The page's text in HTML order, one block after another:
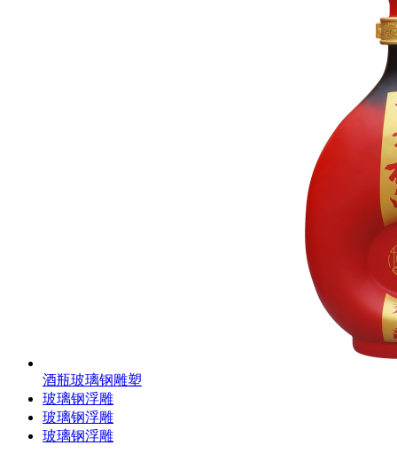
酒瓶玻璃钢雕塑
玻璃钢浮雕
玻璃钢浮雕
玻璃钢浮雕